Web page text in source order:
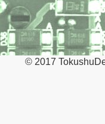
© 2017